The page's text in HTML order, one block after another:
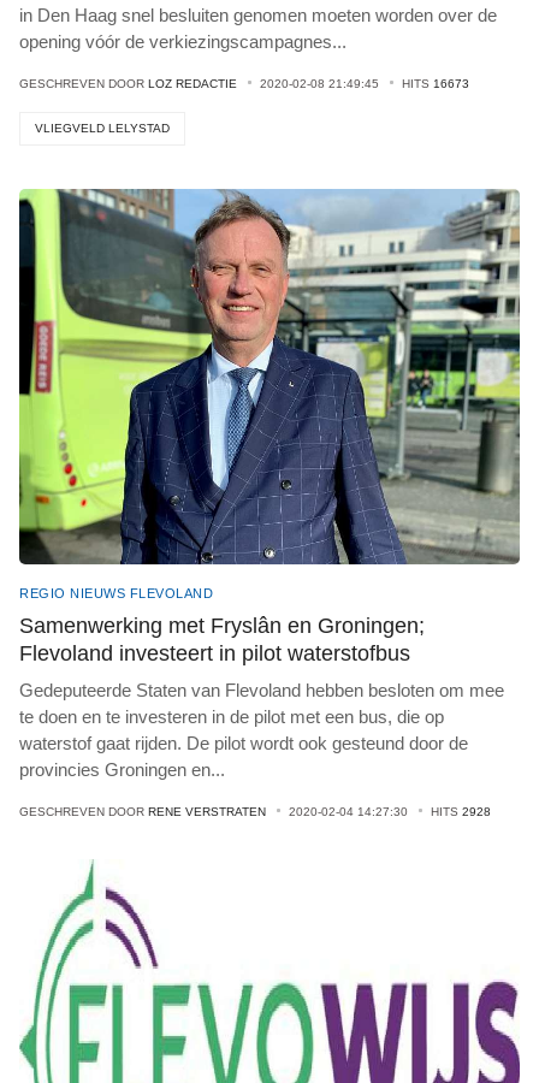
in Den Haag snel besluiten genomen moeten worden over de
opening vóór de verkiezingscampagnes...
GESCHREVEN DOOR LOZ REDACTIE 2020-02-08 21:49:45 HITS 16673
VLIEGVELD LELYSTAD
REGIO NIEUWS FLEVOLAND
Samenwerking met Fryslân en Groningen;
Flevoland investeert in pilot waterstofbus
Gedeputeerde Staten van Flevoland hebben besloten om mee
te doen en te investeren in de pilot met een bus, die op
waterstof gaat rijden. De pilot wordt ook gesteund door de
provincies Groningen en...
GESCHREVEN DOOR RENE VERSTRATEN 2020-02-04 14:27:30 HITS 2928